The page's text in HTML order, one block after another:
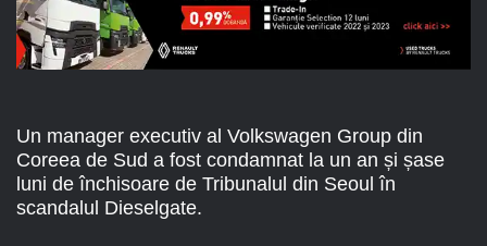
Un manager executiv al Volkswagen Group din
Coreea de Sud a fost condamnat la un an și șase
luni de închisoare de Tribunalul din Seoul în
scandalul Dieselgate.